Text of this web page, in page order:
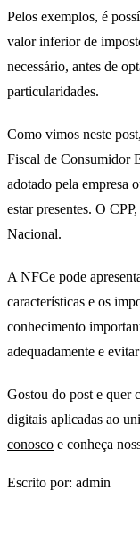
Pelos exemplos, é
valor inferior de
necessário, antes de
particularidades.
Como vimos neste
Fiscal de Consumidor
adotado pela empresa
estar presentes. O
Nacional.
A NFCe pode
características e os
conhecimento
adequadamente e
Gostou do post e quer
digitais aplicadas ao
conosco e conheça
Escrito por: admin